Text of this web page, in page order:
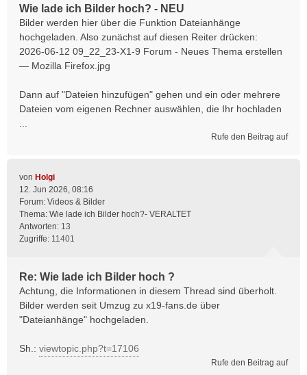
Wie lade ich Bilder hoch? - NEU
Bilder werden hier über die Funktion Dateianhänge
hochgeladen. Also zunächst auf diesen Reiter drücken:
2026-06-12 09_22_23-X1-9 Forum - Neues Thema erstellen
— Mozilla Firefox.jpg
Dann auf "Dateien hinzufügen" gehen und ein oder mehrere
Dateien vom eigenen Rechner auswählen, die Ihr hochladen
Rufe den Beitrag auf
von Holgi
12. Jun 2026, 08:16
Forum: Videos & Bilder
Thema: Wie lade ich Bilder hoch?- VERALTET
Antworten: 13
Zugriffe: 11401
Re: Wie lade ich Bilder hoch ?
Achtung, die Informationen in diesem Thread sind überholt.
Bilder werden seit Umzug zu x19-fans.de über
"Dateianhänge" hochgeladen.
Sh.: viewtopic.php?t=17106
Rufe den Beitrag auf